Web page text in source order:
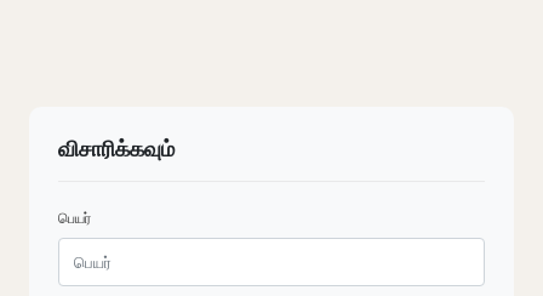
விசாரிக்கவும்
பெயர்